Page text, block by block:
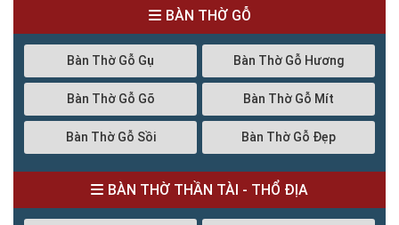
BÀN THỜ GỖ
Bàn Thờ Gỗ Gụ Bàn Thờ Gỗ Hương
Bàn Thờ Gỗ Gõ Bàn Thờ Gỗ Mít
Bàn Thờ Gỗ Sồi Bàn Thờ Gỗ Đẹp
BÀN THỜ THẦN TÀI - THỔ ĐỊA